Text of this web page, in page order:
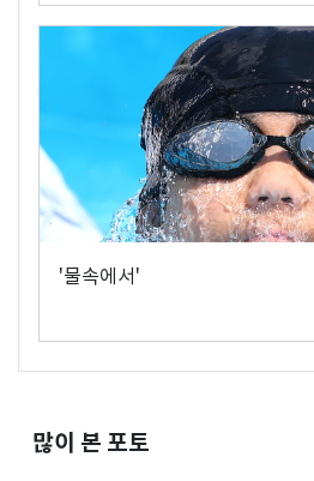
'물속에서'
많이 본 포토